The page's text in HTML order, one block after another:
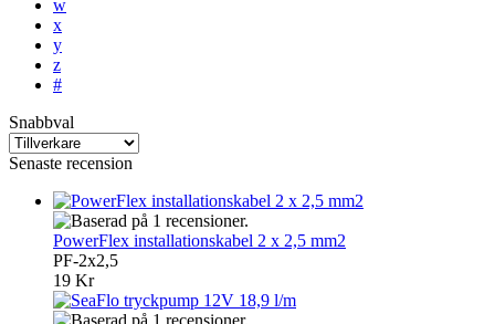
w
x
y
z
#
Snabbval
Senaste recension
PowerFlex installationskabel 2 x 2,5 mm2
PF-2x2,5
19 Kr